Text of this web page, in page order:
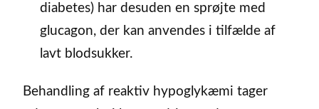
diabetes) har desuden en sprøjte med
glucagon, der kan anvendes i tilfælde af
lavt blodsukker.
Behandling af reaktiv hypoglykæmi tager